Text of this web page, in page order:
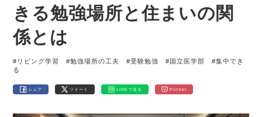
きる勉強場所と住まいの関
係とは
#リビング学習 #勉強場所の工夫 #受験勉強 #国立医学部
#集中でき
る
シェア ツイート LINEで送る Pocket